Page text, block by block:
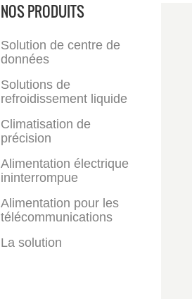
NOS PRODUITS
Solution de centre de
données
Solutions de
refroidissement liquide
Climatisation de
précision
Alimentation électrique
ininterrompue
Alimentation pour les
télécommunications
La solution